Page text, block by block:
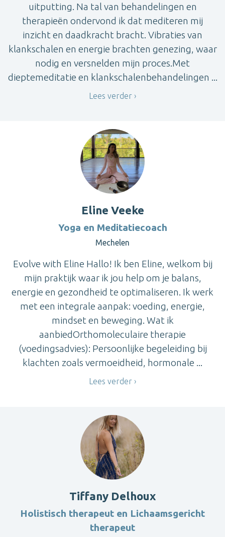
uitputting. Na tal van behandelingen en
therapieën ondervond ik dat mediteren mij
inzicht en daadkracht bracht. Vibraties van
klankschalen en energie brachten genezing, waar
nodig en versnelden mijn proces.Met
dieptemeditatie en klankschalenbehandelingen ...
Lees verder
Eline Veeke
Yoga en Meditatiecoach
Mechelen
Evolve with Eline Hallo! Ik ben Eline, welkom bij
mijn praktijk waar ik jou help om je balans,
energie en gezondheid te optimaliseren. Ik werk
met een integrale aanpak: voeding, energie,
mindset en beweging. Wat ik
aanbiedOrthomoleculaire therapie
(voedingsadvies): Persoonlijke begeleiding bij
klachten zoals vermoeidheid, hormonale ...
Lees verder
Tiffany Delhoux
Holistisch therapeut en Lichaamsgericht
therapeut